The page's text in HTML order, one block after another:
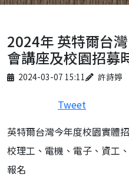
2024年 英特爾台
會講座及校園招募
Published on
2024-03-07 15:11
Author 許詩婷
Tweet
英特爾台灣今年度校園實體
校理工、電機、電子、資工
報名